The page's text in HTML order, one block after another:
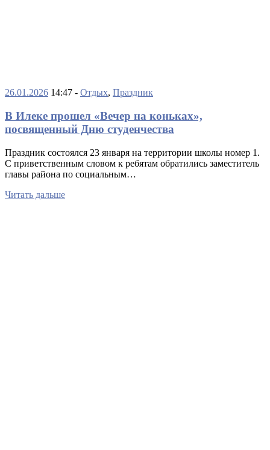
26.01.2026 14:47 - Отдых, Праздник
В Илеке прошел «Вечер на коньках»,
посвященный Дню студенчества
Праздник состоялся 23 января на территории школы номер 1.
С приветственным словом к ребятам обратились заместитель
главы района по социальным…
Читать дальше